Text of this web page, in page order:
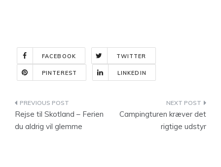
FACEBOOK TWITTER
PINTEREST LINKEDIN
Indlægsnavigation
Rejse til Skotland – Ferien
du aldrig vil glemme
Campingturen kræver det
rigtige udstyr